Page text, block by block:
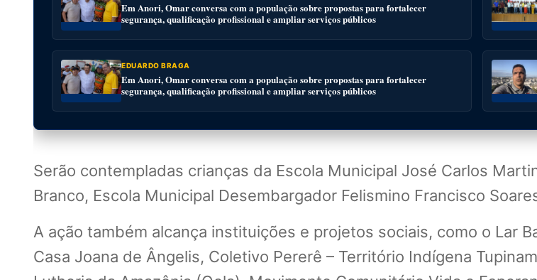
Em Anori, Omar conversa com a população sobre propostas para fortalecer
segurança, qualificação profissional e ampliar serviços públicos
EDUARDO BRAGA
Em Anori, Omar conversa com a população sobre propostas para fortalecer
segurança, qualificação profissional e ampliar serviços públicos
Serão contempladas crianças da Escola Municipal José Carlos
Branco, Escola Municipal Desembargador Felismino Francisco
A ação também alcança instituições e projetos sociais, como o Lar
Casa Joana de Ângelis, Coletivo Pererê – Território Indígena